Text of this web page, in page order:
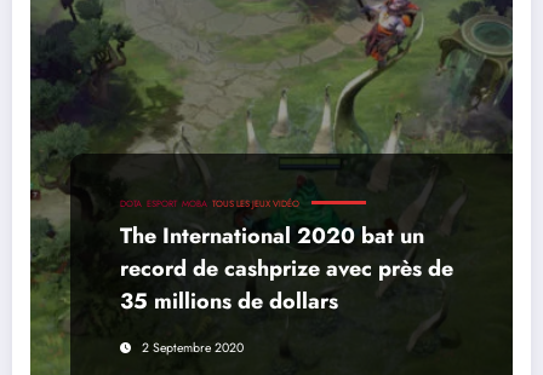
DOTA ESPORT MOBA TOUS LES JEUX VIDÉO
The International 2020 bat un
record de cashprize avec près de
35 millions de dollars
2 Septembre 2020